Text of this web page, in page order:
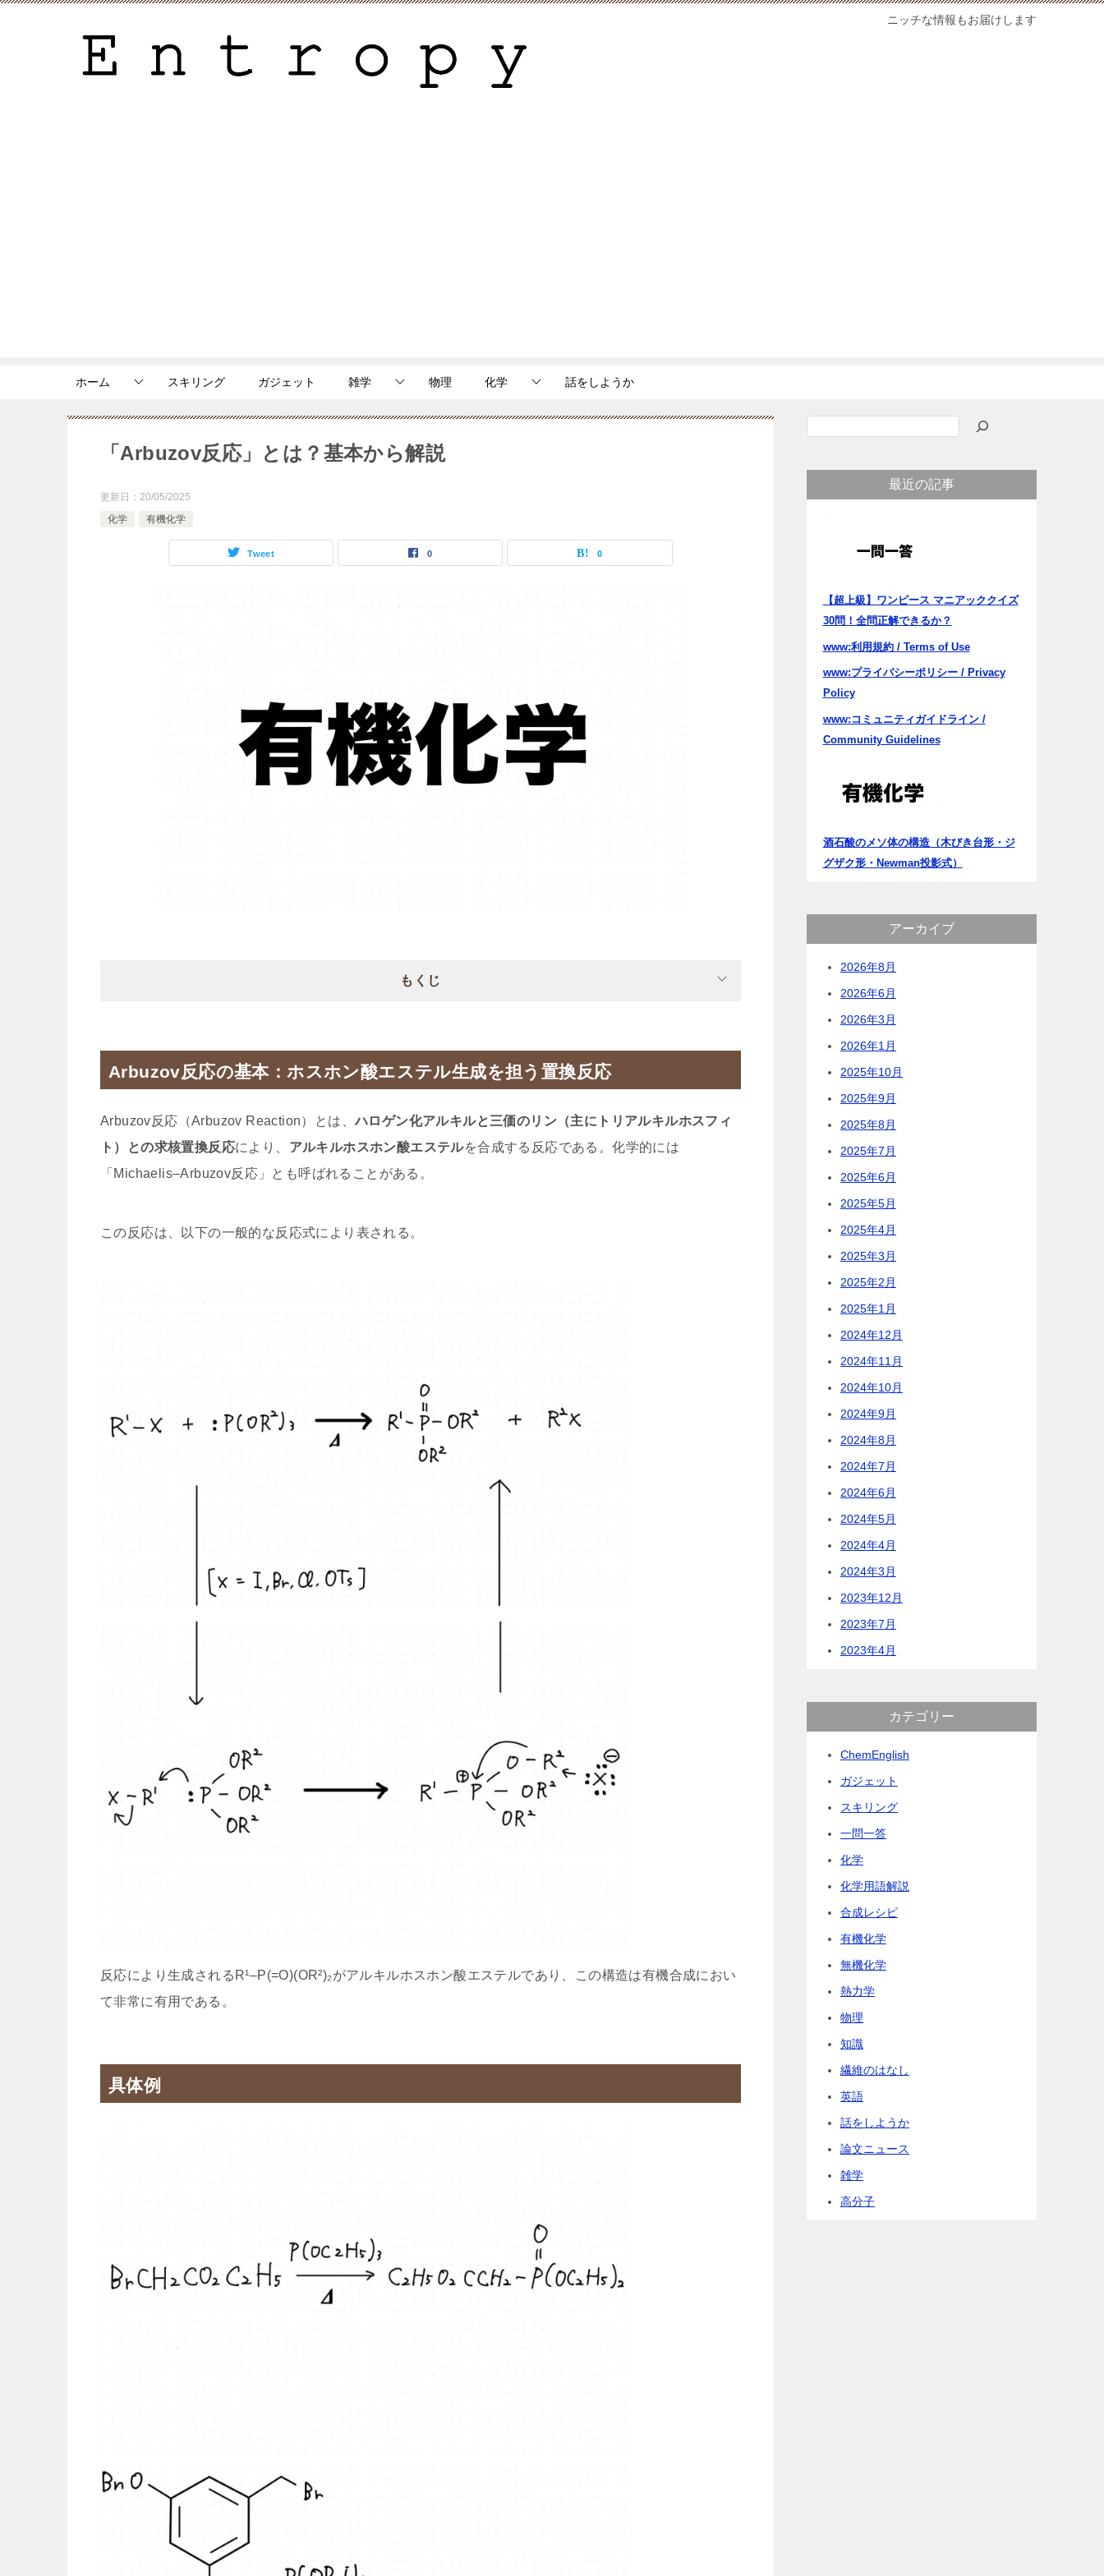
ニッチな情報もお届けします
ホーム スキリング ガジェット 雑学 物理 化学 話をしようか
「Arbuzov反応」とは？基本から解説
更新日： 20/05/2025
化学
有機化学
Tweet 0 0
もくじ
Arbuzov反応の基本：ホスホン酸エステル生成を担う置換反応
Arbuzov反応（Arbuzov Reaction）とは、ハロゲン化アルキルと三価のリン（主にトリアルキルホスフィ
ト）との求核置換反応により、 アルキルホスホン酸エステルを合成する反応である。化学的には
「Michaelis–Arbuzov反応」とも呼ばれることがある。
この反応は、以下の一般的な反応式により表される。
反応により生成されるR¹–P(=O)(OR²)₂がアルキルホスホン酸エステルであり、この構造は有機合成におい
て非常に有用である。
具体例
最近の記事
【超上級】ワンピース マニアッククイズ
30問！全問正解できるか？
www:利用規約 / Terms of Use
www:プライバシーポリシー / Privacy
Policy
www:コミュニティガイドライン /
Community Guidelines
酒石酸のメソ体の構造（木びき台形・ジ
グザク形・Newman投影式）
アーカイブ
2026年8月
2026年6月
2026年3月
2026年1月
2025年10月
2025年9月
2025年8月
2025年7月
2025年6月
2025年5月
2025年4月
2025年3月
2025年2月
2025年1月
2024年12月
2024年11月
2024年10月
2024年9月
2024年8月
2024年7月
2024年6月
2024年5月
2024年4月
2024年3月
2023年12月
2023年7月
2023年4月
カテゴリー
ChemEnglish
ガジェット
スキリング
一問一答
化学
化学用語解説
合成レシピ
有機化学
無機化学
熱力学
物理
知識
繊維のはなし
英語
話をしようか
論文ニュース
雑学
高分子